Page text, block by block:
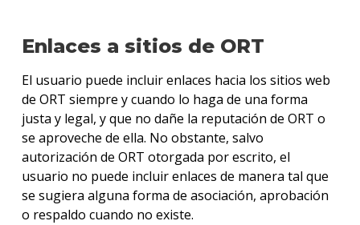
Enlaces a sitios de ORT
El usuario puede incluir enlaces hacia los sitios web
de ORT siempre y cuando lo haga de una forma
justa y legal, y que no dañe la reputación de ORT o
se aproveche de ella. No obstante, salvo
autorización de ORT otorgada por escrito, el
usuario no puede incluir enlaces de manera tal que
se sugiera alguna forma de asociación, aprobación
o respaldo cuando no existe.